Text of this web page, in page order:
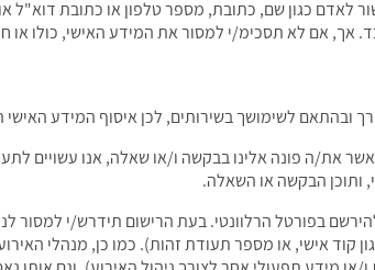
לאדם כגון שם, כתובת, מספר טלפון או כתובת דוא"ל
אם לא תסכימ/י למסור את המידע האישי, כולו או
ובהתאם לשימושך בשירותים, לכן איסוף המידע
את/ה פונה אלינו בבקשה ו/או שאלה, אנו עשויים
ותוכן הבקשה או השאלה.
בפורטל הרלוונטי. בעת הרישום תידרש/י למסור
קוד אישי, או מספר תעודת זהות). כמו כן, מנהלי